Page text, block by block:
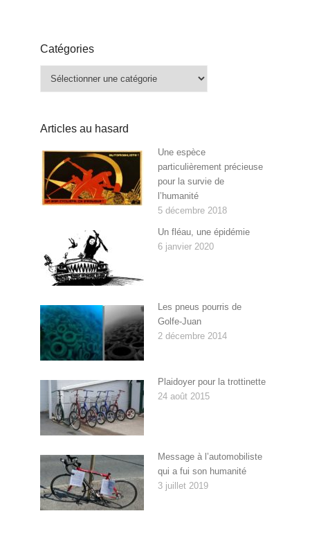
Catégories
Catégories
Articles au hasard
Une espèce
particulièrement précieuse
pour la survie de
l’humanité
5 décembre 2018
Un fléau, une épidémie
6 janvier 2020
Les pneus pourris de
Golfe-Juan
2 décembre 2014
Plaidoyer pour la trottinette
24 août 2015
Message à l’automobiliste
qui a fui son humanité
3 juillet 2019